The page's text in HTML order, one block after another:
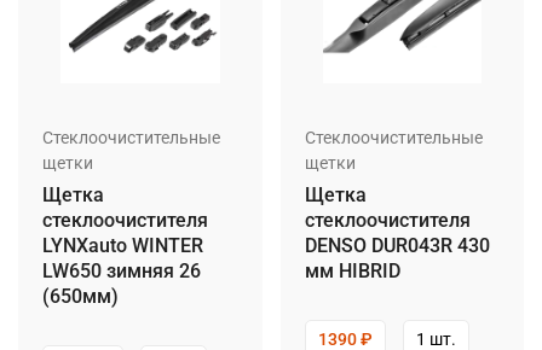
Стеклоочистительные
щетки
Щетка
стеклоочистителя
LYNXauto WINTER
LW650 зимняя 26
(650мм)
Стеклоочистительные
щетки
Щетка
стеклоочистителя
DENSO DUR043R 430
мм HIBRID
1390₽ 1 шт.